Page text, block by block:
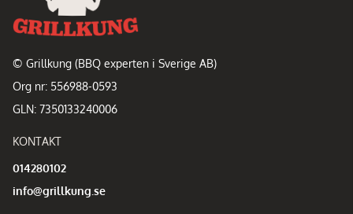
© Grillkung (BBQ experten i Sverige AB)
Org nr: 556988-0593
GLN: 7350133240006
KONTAKT
014280102
info@grillkung.se